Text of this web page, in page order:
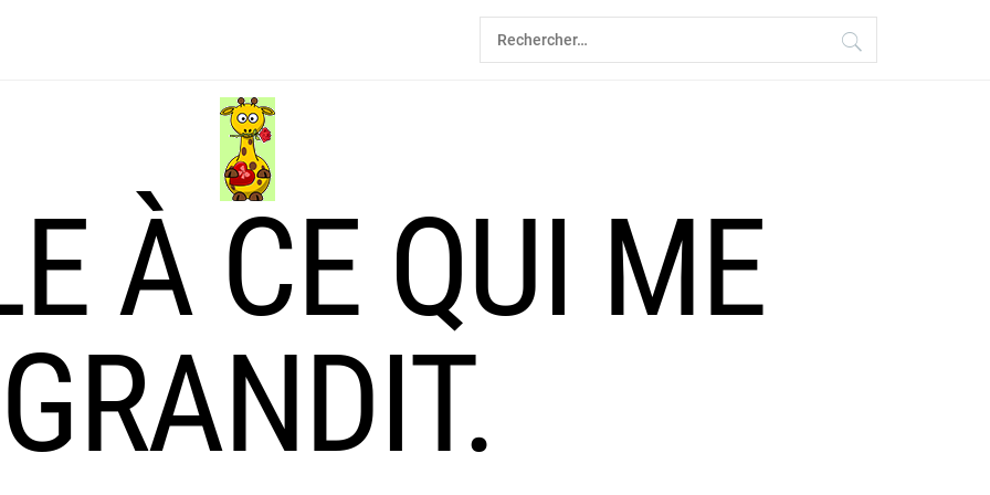
Rechercher :
À CE QUI ME
GRANDIT.